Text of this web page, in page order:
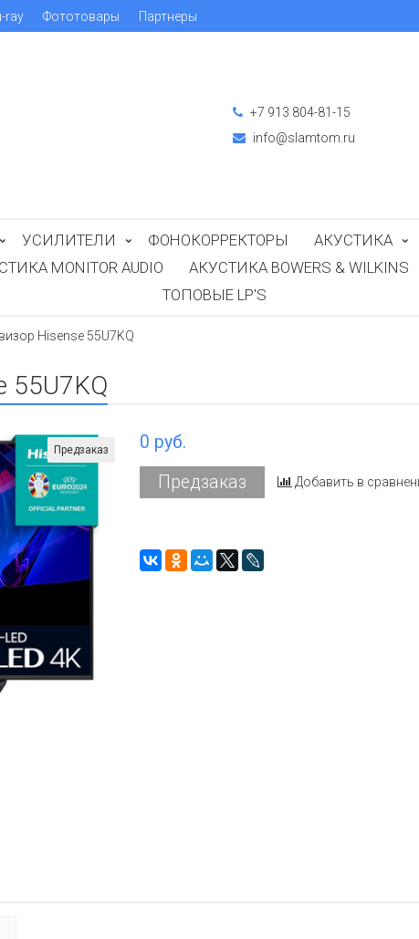
ray Фототовары Партнеры
+7 913 804-81-15
info@slamtom.ru
УСИЛИТЕЛИ ФОНОКОРРЕКТОРЫ
АКУСТИКА
MONITOR AUDIO
АКУСТИКА BOWERS & WILKINS
ТОПОВЫЕ LP'S
Hisense 55U7KQ
55U7KQ
Предзаказ
0 руб.
Предзаказ
Добавить в